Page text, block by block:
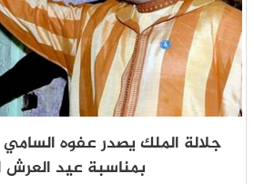
بمناسبة عيد العرش